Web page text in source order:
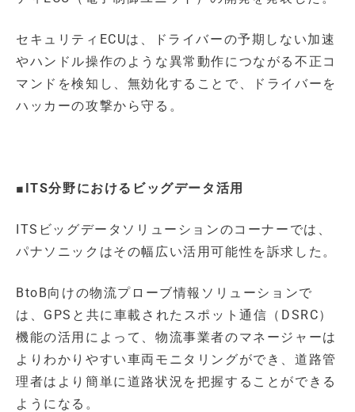
セキュリティECUは、ドライバーの予期しない加速
やハンドル操作のような異常動作につながる不正コ
マンドを検知し、無効化することで、ドライバーを
ハッカーの攻撃から守る。
■ITS分野におけるビッグデータ活用
ITSビッグデータソリューションのコーナーでは、
パナソニックはその幅広い活用可能性を訴求した。
BtoB向けの物流プローブ情報ソリューションで
は、GPSと共に車載されたスポット通信（DSRC）
機能の活用によって、物流事業者のマネージャーは
よりわかりやすい車両モニタリングができ、道路管
理者はより簡単に道路状況を把握することができる
ようになる。